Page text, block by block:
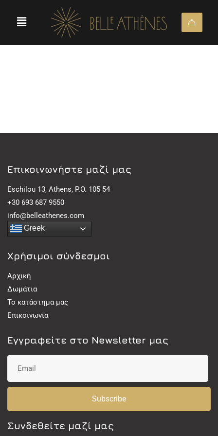
Eπικοινωνήστε μαζί μας
Eschilou 13, Athens, P.O. 105 54
+30 693 687 9550
info@belleathenes.com
Greek
Χρήσιμοι σύνδεσμοι
Αρχική
Δωμάτια
Το κατάστημα μας
Επικοινωνία
Εγγραφείτε στο Newsletter μας
Subscribe
Συνδεθείτε μαζί μας